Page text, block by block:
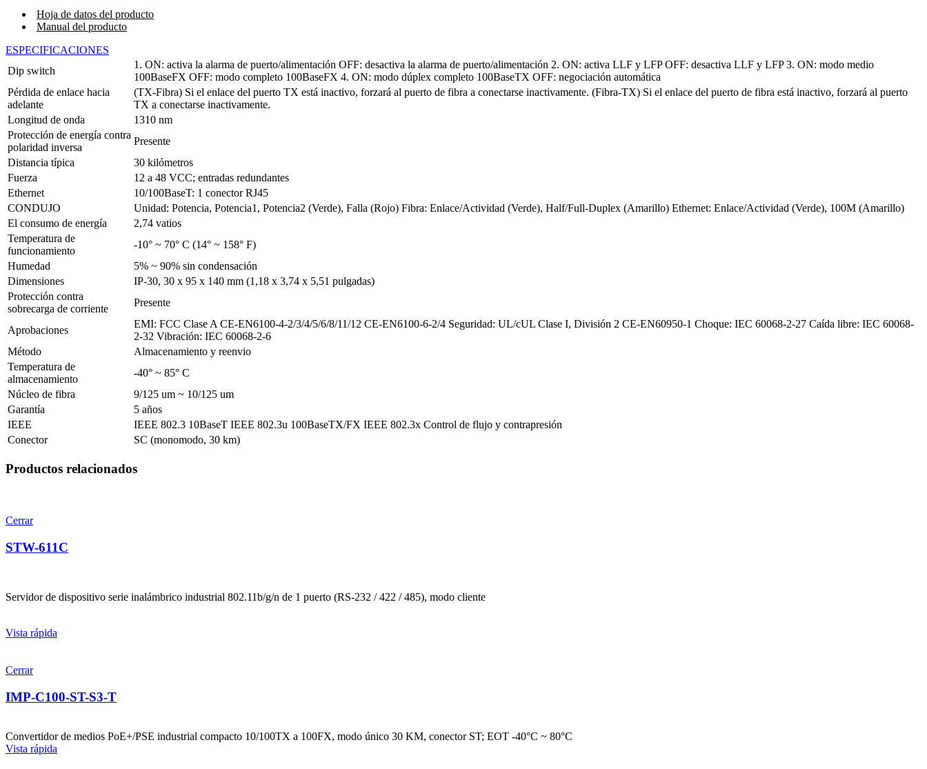
Hoja de datos del producto
Manual del producto
ESPECIFICACIONES
Dip switch
1. ON: activa la alarma de puerto/alimentación OFF: desactiva la alarma de puerto/alimentación 2. ON: activa LLF y LFP OFF: desactiva LLF y LFP 3. ON: modo medio
100BaseFX OFF: modo completo 100BaseFX 4. ON: modo dúplex completo 100BaseTX OFF: negociación automática
Pérdida de enlace hacia
adelante
(TX-Fibra) Si el enlace del puerto TX está inactivo, forzará al puerto de fibra a conectarse inactivamente. (Fibra-TX) Si el enlace del puerto de fibra está inactivo, forzará al puerto
TX a conectarse inactivamente.
Longitud de onda
1310 nm
Protección de energía contra
polaridad inversa
Presente
Distancia típica
30 kilómetros
Fuerza
12 a 48 VCC; entradas redundantes
Ethernet
10/100BaseT: 1 conector RJ45
CONDUJO
Unidad: Potencia, Potencia1, Potencia2 (Verde), Falla (Rojo) Fibra: Enlace/Actividad (Verde), Half/Full-Duplex (Amarillo) Ethernet: Enlace/Actividad (Verde), 100M (Amarillo)
El consumo de energía
2,74 vatios
Temperatura de
funcionamiento
-10° ~ 70° C (14° ~ 158° F)
Humedad
5% ~ 90% sin condensación
Dimensiones
IP-30, 30 x 95 x 140 mm (1,18 x 3,74 x 5,51 pulgadas)
Protección contra
sobrecarga de corriente
Presente
Aprobaciones
EMI: FCC Clase A CE-EN6100-4-2/3/4/5/6/8/11/12 CE-EN6100-6-2/4 Seguridad: UL/cUL Clase I, División 2 CE-EN60950-1 Choque: IEC 60068-2-27 Caída libre: IEC 60068-
2-32 Vibración: IEC 60068-2-6
Método
Almacenamiento y reenvio
Temperatura de
almacenamiento
-40° ~ 85° C
Núcleo de fibra
9/125 um ~ 10/125 um
Garantía
5 años
IEEE
IEEE 802.3 10BaseT IEEE 802.3u 100BaseTX/FX IEEE 802.3x Control de flujo y contrapresión
Conector
SC (monomodo, 30 km)
Productos relacionados
Cerrar
STW-611C
Servidor de dispositivo serie inalámbrico industrial 802.11b/g/n de 1 puerto (RS-232 / 422 / 485), modo cliente
Vista rápida
Cerrar
IMP-C100-ST-S3-T
Convertidor de medios PoE+/PSE industrial compacto 10/100TX a 100FX, modo único 30 KM, conector ST; EOT -40°C ~ 80°C
Vista rápida